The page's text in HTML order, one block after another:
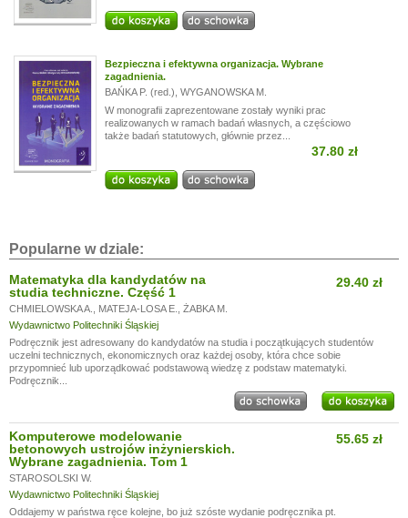
Bezpieczna i efektywna organizacja. Wybrane
zagadnienia.
BAŃKA P. (red.) WYGANOWSKA M.
W monografii zaprezentowane zostały wyniki prac
realizowanych w ramach badań własnych, a częściowo
także badań statutowych, głównie przez...
37.80 zł
Popularne w dziale:
Matematyka dla kandydatów na
studia techniczne. Część 1
CHMIELOWSKA A. MATEJA-LOSA E.
ŻABKA M.
Wydawnictwo Politechniki Śląskiej
29.40 zł
Podręcznik jest adresowany do kandydatów na studia i początkujących studentów
uczelni technicznych, ekonomicznych oraz każdej osoby, która chce sobie
przypomnieć lub uporządkować podstawową wiedzę z podstaw matematyki.
Podręcznik...
Komputerowe modelowanie
betonowych ustrojów inżynierskich.
Wybrane zagadnienia. Tom 1
STAROSOLSKI W.
Wydawnictwo Politechniki Śląskiej
55.65 zł
Oddajemy w państwa ręce kolejne, bo już szóste wydanie podręcznika pt.